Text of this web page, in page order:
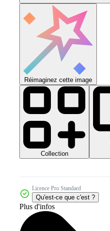
Réimaginez cette image
Collection
Licence Pro Standard
Qu'est-ce que c'est ?
Plus d'infos